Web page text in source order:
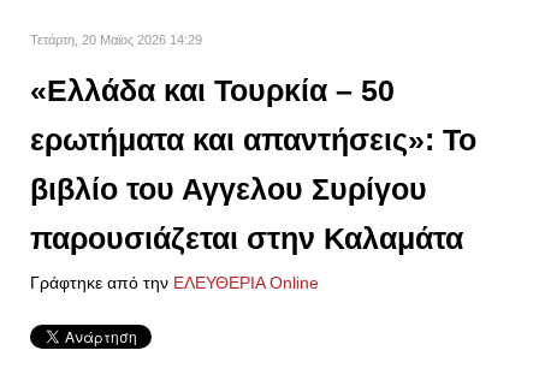
Τετάρτη, 20 Μαϊος 2026 14:29
«Ελλάδα και Τουρκία – 50
ερωτήματα και απαντήσεις»: Το
βιβλίο του Αγγελου Συρίγου
παρουσιάζεται στην Καλαμάτα
Γράφτηκε από την ΕΛΕΥΘΕΡΙΑ Online